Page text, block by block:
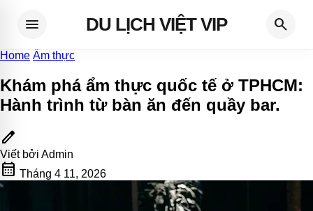
menu DU LỊCH VIỆT VIP search
Home Ẩm thực
Khám phá ẩm thực quốc tế ở TPHCM:
Hành trình từ bàn ăn đến quầy bar.
edit
Viết bởi Admin
calendar_month Tháng 4 11, 2026